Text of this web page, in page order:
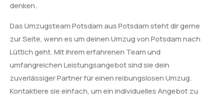
denken.
Das Umzugsteam Potsdam aus Potsdam steht dir gerne
zur Seite, wenn es um deinen Umzug von Potsdam nach
Lüttich geht. Mit ihrem erfahrenen Team und
umfangreichen Leistungsangebot sind sie dein
zuverlässiger Partner für einen reibungslosen Umzug.
Kontaktiere sie einfach, um ein individuelles Angebot zu